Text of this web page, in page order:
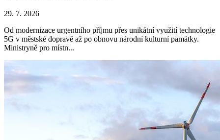
29. 7. 2026
Od modernizace urgentního příjmu přes unikátní využití technologie
5G v městské dopravě až po obnovu národní kulturní památky.
Ministryně pro místn...